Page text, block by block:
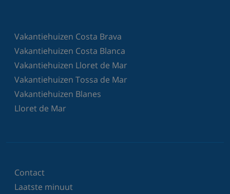
Vakantiehuizen Costa Brava
Vakantiehuizen Costa Blanca
Vakantiehuizen Lloret de Mar
Vakantiehuizen Tossa de Mar
Vakantiehuizen Blanes
Lloret de Mar
Contact
Laatste minuut